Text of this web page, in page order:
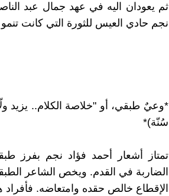
ثم يعودان اليه في عهد جمال عبد
نجم حادي العيس للثورة التي كانت
*وعيٌ طبقي، أو "خلاصة الكلام.. يزيد
سُنّة)*
تمتاز أشعار أحمد فؤاد نجم بفرز
الضاربة في القدم. ويخص الشاعر
الإقطاع خالص حقده وامتعاضه. فأفراد